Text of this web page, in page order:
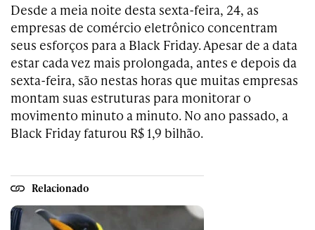
Desde a meia noite desta sexta-feira, 24, as
empresas de comércio eletrônico concentram
seus esforços para a Black Friday. Apesar de a data
estar cada vez mais prolongada, antes e depois da
sexta-feira, são nestas horas que muitas empresas
montam suas estruturas para monitorar o
movimento minuto a minuto. No ano passado, a
Black Friday faturou R$ 1,9 bilhão.
Relacionado